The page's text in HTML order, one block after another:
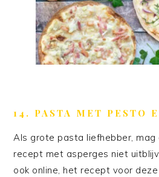
14. PASTA MET PESTO
Als grote pasta liefhebber, mag
recept met asperges niet
ook online, het recept voor deze